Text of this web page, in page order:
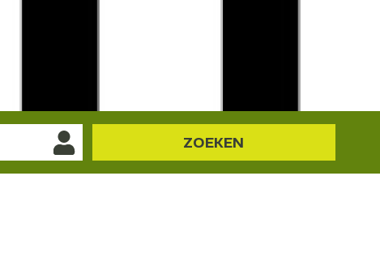
ZOEKEN